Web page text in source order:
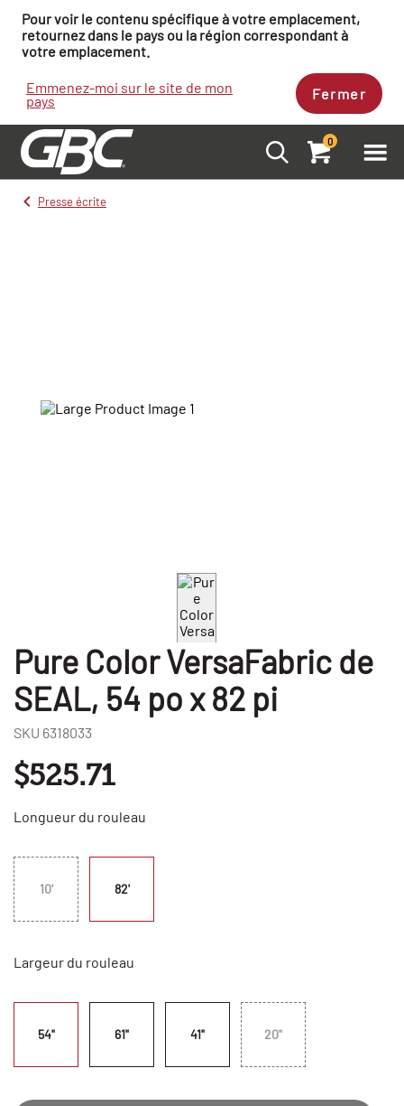
Pour voir le contenu spécifique à votre emplacement,
retournez dans le pays ou la région correspondant à
votre emplacement.
Emmenez-moi sur le site de mon
pays Fermer
0
Presse écrite
Pure Color VersaFabric de
SEAL, 54 po x 82 pi
SKU 6318033
$525.71
Longueur du rouleau
10' 82'
Largeur du rouleau
54" 61" 41" 20"